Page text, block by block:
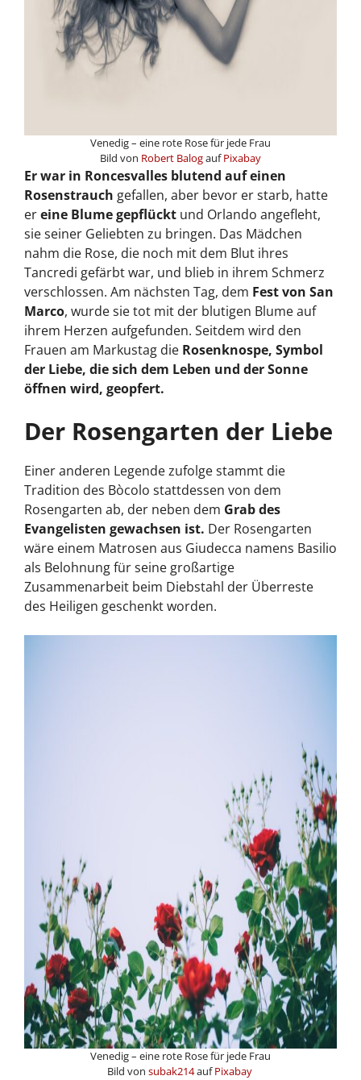
Venedig – eine rote Rose für jede Frau
Bild von Robert BalogaufPixabay
Er war in Roncesvalles blutend auf einen
Rosenstrauch gefallen, aber bevor er starb, hatte
ereine Blume gepflückt und Orlando angefleht,
sie seiner Geliebten zu bringen. Das Mädchen
nahm die Rose, die noch mit dem Blut ihres
Tancredi gefärbt war, und blieb in ihrem Schmerz
verschlossen. Am nächsten Tag, dem Fest von San
Marco, wurde sie tot mit der blutigen Blume auf
ihrem Herzen aufgefunden. Seitdem wird den
Frauen am Markustag die Rosenknospe, Symbol
der Liebe, die sich dem Leben und der Sonne
öffnen wird, geopfert.
Der Rosengarten der Liebe
Einer anderen Legende zufolge stammt die
Tradition des Bòcolo stattdessen von dem
Rosengarten ab, der neben dem Grab des
Evangelisten gewachsen ist. Der Rosengarten
wäre einem Matrosen aus Giudecca namens Basilio
als Belohnung für seine großartige
Zusammenarbeit beim Diebstahl der Überreste
des Heiligen geschenkt worden.
Venedig – eine rote Rose für jede Frau
Bild von subak214aufPixabay